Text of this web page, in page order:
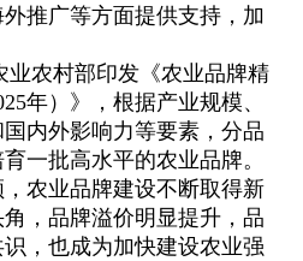
推广等方面提供支持，加
农村部印发《农业品牌精
年）》，根据产业规模、
内外影响力等要素，分品
一批高水平的农业品牌。
农业品牌建设不断取得新
，品牌溢价明显提升，品
，也成为加快建设农业强